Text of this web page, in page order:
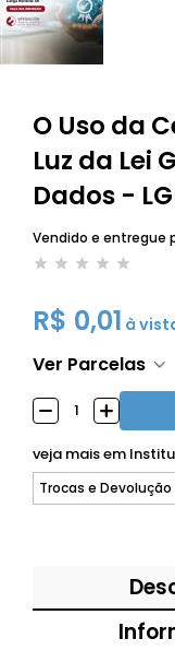
O Uso da
Luz da Lei
Dados -
Vendido e entregue
R$ 0,01 à
Ver Parcelas
veja mais em
Trocas e Devolução